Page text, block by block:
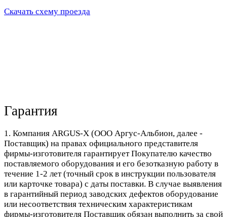
Скачать схему проезда
Гарантия
1. Компания ARGUS-X (ООО Аргус-Альбион, далее -
Поставщик) на правах официального представителя
фирмы-изготовителя гарантирует Покупателю качество
поставляемого оборудования и его безотказную работу в
течение 1-2 лет (точный срок в инструкции пользователя
или карточке товара) с даты поставки. В случае выявления
в гарантийный период заводских дефектов оборудование
или несоответствия техническим характеристикам
фирмы-изготовителя Поставщик обязан выполнить за свой